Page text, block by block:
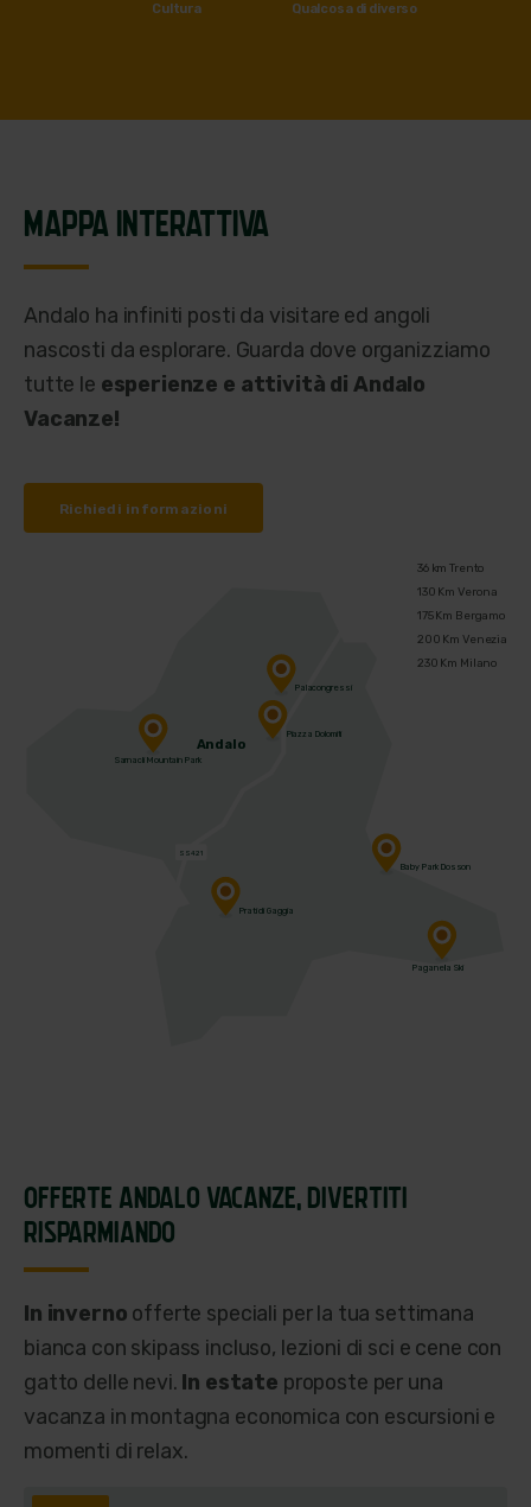
Cultura Qualcosa di diverso
MAPPA INTERATTIVA
Andalo ha infiniti posti da visitare ed angoli
nascosti da esplorare. Guarda dove organizziamo
tutte le esperienze e attività di Andalo
Vacanze!
Richiedi informazioni
36 km Trento
130 Km Verona
175 Km Bergamo
200 Km Venezia
230 Km Milano
SS421
Andalo
Prati di Gaggia
Sarnacli Mountain Park
Piazza Dolomiti
Baby Park Dosson
Palacongressi
Paganella Ski
OFFERTE ANDALO VACANZE, DIVERTITI
RISPARMIANDO
In inverno offerte speciali per la tua settimana
bianca con skipass incluso, lezioni di sci e cene con
gatto delle nevi. In estate proposte per una
vacanza in montagna economica con escursioni e
momenti di relax.